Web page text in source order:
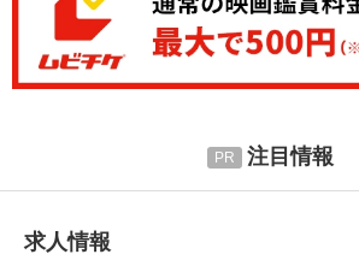
注目情報
求人情報